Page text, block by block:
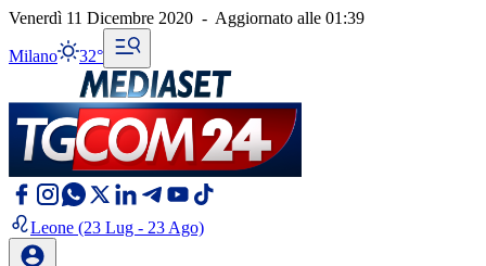
Venerdì 11 Dicembre 2020 - Aggiornato alle 01:39
Milano 32°
Leone (23 Lug - 23 Ago)